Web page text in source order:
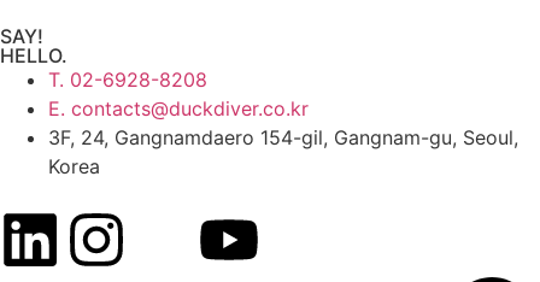
SAY!
HELLO.
T. 02-6928-8208
E. contacts@duckdiver.co.kr
3F, 24, Gangnamdaero 154-gil, Gangnam-gu, Seoul,
Korea